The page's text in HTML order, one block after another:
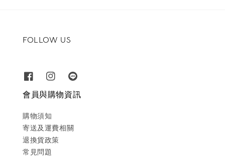
FOLLOW US
會員與購物資訊
購物須知
寄送及運費相關
退換貨政策
常見問題